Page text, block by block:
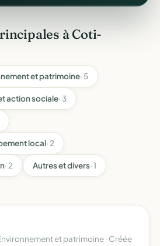
à Coti-
et patrimoine· 5
action sociale· 3
local· 2
· 2 Autres et divers· 1
et patrimoine · Créée